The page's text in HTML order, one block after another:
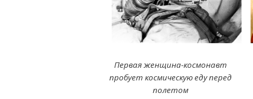
Первая женщина-космонавт
пробует космическую еду перед
полетом